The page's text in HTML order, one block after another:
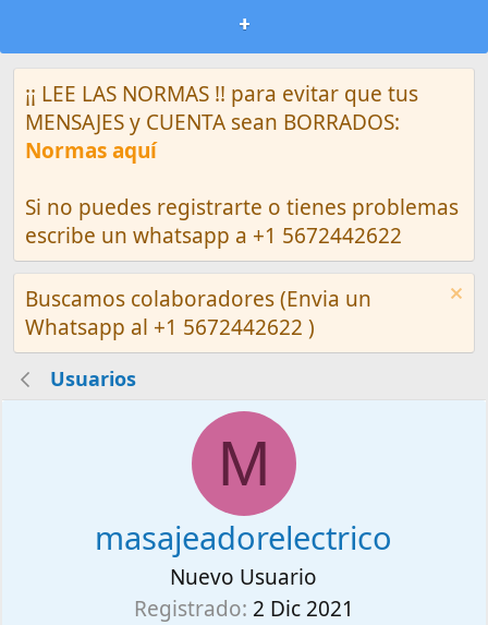
+
¡¡ LEE LAS NORMAS !! para evitar que tus
MENSAJES y CUENTA sean BORRADOS:
Normas aquí
Si no puedes registrarte o tienes problemas
escribe un whatsapp a +1 5672442622
Buscamos colaboradores (Envia un
Whatsapp al +1 5672442622 )
Usuarios
M
masajeadorelectrico
Nuevo Usuario
Registrado 2 Dic 2021